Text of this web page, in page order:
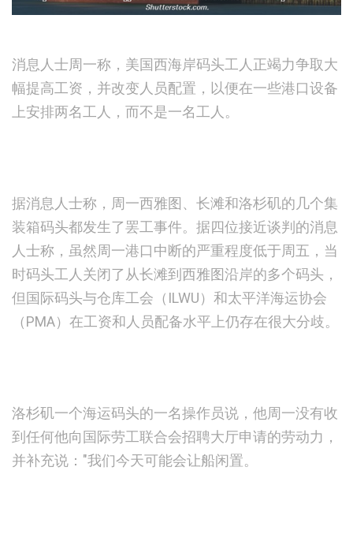
消息人士周一称，美国西海岸码头工人正竭力争取大
幅提高工资，并改变人员配置，以便在一些港口设备
上安排两名工人，而不是一名工人。
据消息人士称，周一西雅图、长滩和洛杉矶的几个集
装箱码头都发生了罢工事件。据四位接近谈判的消息
人士称，虽然周一港口中断的严重程度低于周五，当
时码头工人关闭了从长滩到西雅图沿岸的多个码头，
但国际码头与仓库工会（ILWU）和太平洋海运协会
（PMA）在工资和人员配备水平上仍存在很大分歧。
洛杉矶一个海运码头的一名操作员说，他周一没有收
到任何他向国际劳工联合会招聘大厅申请的劳动力，
并补充说："我们今天可能会让船闲置。